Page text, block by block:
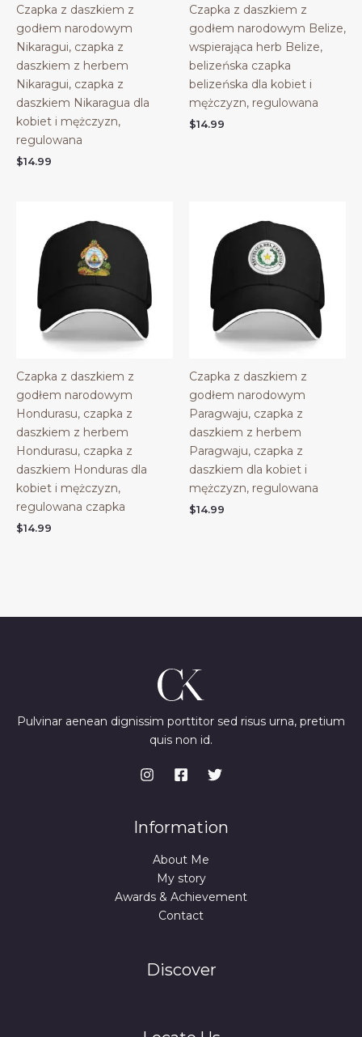
Czapka z daszkiem z
godłem narodowym
Nikaragui, czapka z
daszkiem z herbem
Nikaragui, czapka z
daszkiem Nikaragua dla
kobiet i mężczyzn,
regulowana
$14.99
Czapka z daszkiem z
godłem narodowym Belize,
wspierająca herb Belize,
belizeńska czapka
belizeńska dla kobiet i
mężczyzn, regulowana
$14.99
Czapka z daszkiem z
godłem narodowym
Hondurasu, czapka z
daszkiem z herbem
Hondurasu, czapka z
daszkiem Honduras dla
kobiet i mężczyzn,
regulowana czapka
$14.99
Czapka z daszkiem z
godłem narodowym
Paragwaju, czapka z
daszkiem z herbem
Paragwaju, czapka z
daszkiem dla kobiet i
mężczyzn, regulowana
$14.99
Pulvinar aenean dignissim porttitor sed risus urna, pretium
quis non id.
Information
About Me
My story
Awards & Achievement
Contact
Discover